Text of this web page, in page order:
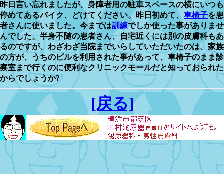
昨日言い忘れましたが、身障者用の駐車スペースの横にいつも
停めてあるバイク、どけてください。昨日初めて、 車椅子を患
者さんに使いました。今までは訓練でしか使った事がありませ
んでした。半身不随の患者さん、自宅近くには別の皮膚科もあ
るのですが、わざわざ当院までいらしていただいたのは、家族
の方が、うちのビルを利用された事があって、車椅子のまま診
察室まで行くのに便利なクリニックモールだと知っておられた
からでしょうか?
[戻る]